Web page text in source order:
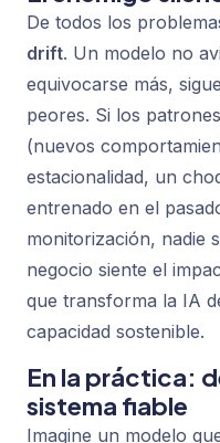
De todos los
drift. Un modelo no
equivocarse más,
peores. Si los
(nuevos
estacionalidad, un
entrenado en el
monitorización, nadie
negocio siente el
que transforma la IA
capacidad sostenible.
En la práctica:
sistema fiable
Imagine un modelo